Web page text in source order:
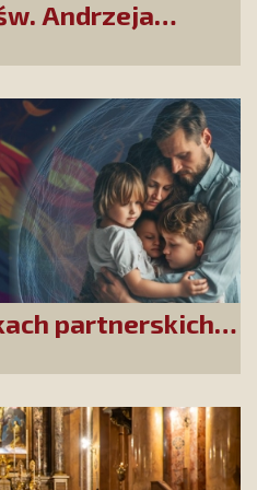
Andrzeja
prosi!
partnerskich
lawiny
jej uruchomić!